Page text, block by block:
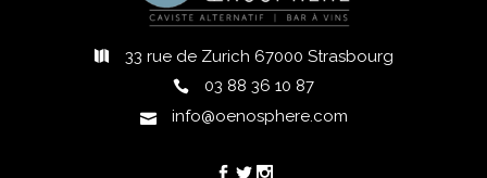
33 rue de Zurich 67000 Strasbourg
03 88 36 10 87
info@oenosphere.com